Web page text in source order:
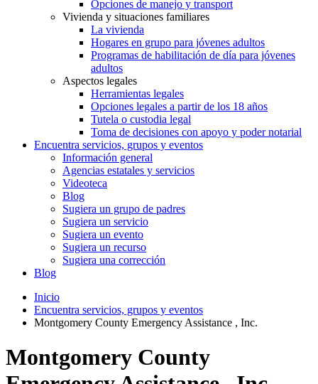
Opciones de manejo y transport
Vivienda y situaciones familiares
La vivienda
Hogares en grupo para jóvenes adultos
Programas de habilitación de día para jóvenes
adultos
Aspectos legales
Herramientas legales
Opciones legales a partir de los 18 años
Tutela o custodia legal
Toma de decisiones con apoyo y poder notarial
Encuentra servicios, grupos y eventos
Información general
Agencias estatales y servicios
Videoteca
Blog
Sugiera un grupo de padres
Sugiera un servicio
Sugiera un evento
Sugiera un recurso
Sugiera una corrección
Blog
Inicio
Encuentra servicios, grupos y eventos
Montgomery County Emergency Assistance , Inc.
Montgomery County